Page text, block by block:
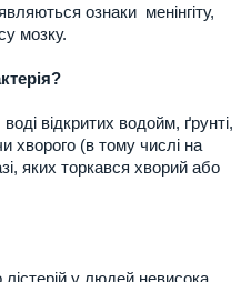
ознаки менінгіту,
мозку.
відкритих водойм, ґрунті,
хворого (в тому числі на
яких торкався хворий або
у людей невисока.